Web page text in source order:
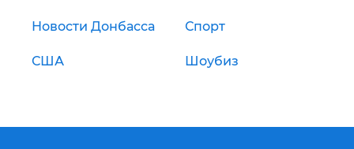
Новости Донбасса Спорт
США Шоубиз